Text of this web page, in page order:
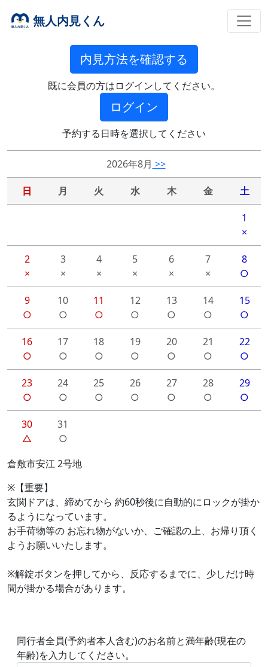
無人内見くん
内見方法を確認する
既に会員の方はログインしてください。
ログイン
予約する日時を選択してください
2026年8月 >>
日 月 火 水 木 金 土
1
×
2
×
3
×
4
×
5
×
6
×
7
×
8
○
9
○
10
○
11
○
12
○
13
○
14
○
15
○
16
○
17
○
18
○
19
○
20
○
21
○
22
○
23
○
24
○
25
○
26
○
27
○
28
○
29
○
30
△
31
○
倉敷市安江 2号地
※【重要】
玄関ドアは、締めてから 約60秒後に自動的にロックが掛か
るようになっています。
お手荷物等の お忘れ物がないか、ご確認の上、お帰り頂く
ようお願いいたします。
※解錠ボタンを押してから、反応するまでに、少しだけ時
間が掛かる場合があります。
同行者全員(予約者本人含む)のお名前と満年齢(現在の
年齢)を入力してください。